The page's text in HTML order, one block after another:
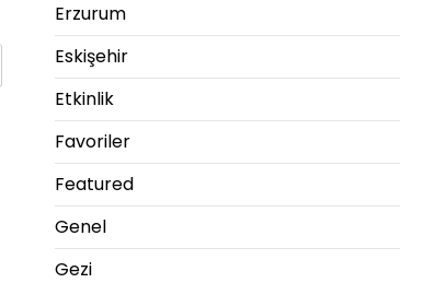
Erzurum
Eskişehir
Etkinlik
Favoriler
Featured
Genel
Gezi